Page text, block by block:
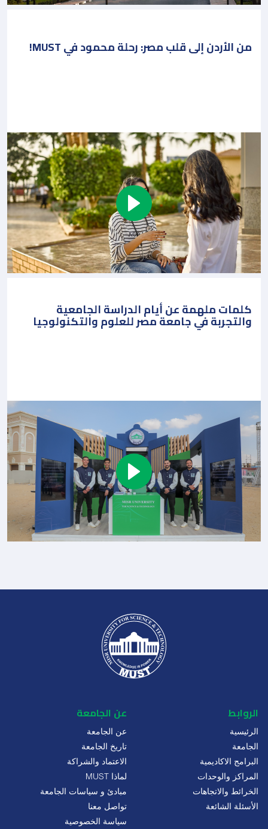
من الأردن إلى قلب مصر: رحلة محمود في MUST!
كلمات ملهمة عن أيام الدراسة الجامعية
والتجربة في جامعة مصر للعلوم والتكنولوجيا
الروابط
الرئيسية
الجامعة
البرامج الاكاديمية
المراكز والوحدات
الخرائط والاتجاهات
الأسئلة الشائعة
عن الجامعة
عن الجامعة
تاريخ الجامعة
الاعتماد والشراكة
لماذا MUST
مبادئ و سياسات الجامعة
تواصل معنا
سياسة الخصوصية